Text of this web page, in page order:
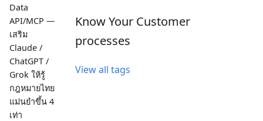
Data
API/MCP —
เสริม
Claude /
ChatGPT /
Grok ให้รู้
กฎหมายไทย
แม่นยำขึ้น 4
เท่า
Know Your Customer
processes
View all tags